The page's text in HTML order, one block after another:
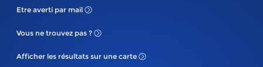
Etre averti par mail
Vous ne trouvez pas ?
Afficher les résultats sur une carte